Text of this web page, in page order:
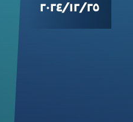
٢٥‏/١٢‏/٢٠٢٤